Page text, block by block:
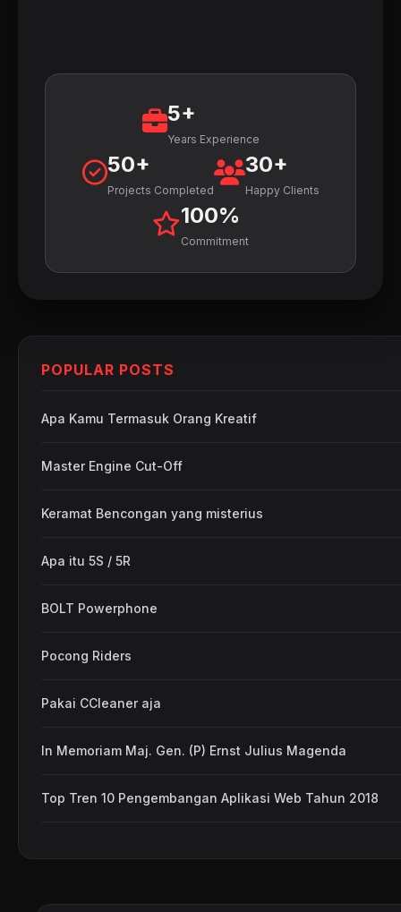
5+
Years Experience
50+
Projects Completed
30+
Happy Clients
100%
Commitment
POPULAR POSTS
Apa Kamu Termasuk Orang Kreatif
Master Engine Cut-Off
Keramat Bencongan yang misterius
Apa itu 5S / 5R
BOLT Powerphone
Pocong Riders
Pakai CCleaner aja
In Memoriam Maj. Gen. (P) Ernst Julius Magenda
Top Tren 10 Pengembangan Aplikasi Web Tahun 2018